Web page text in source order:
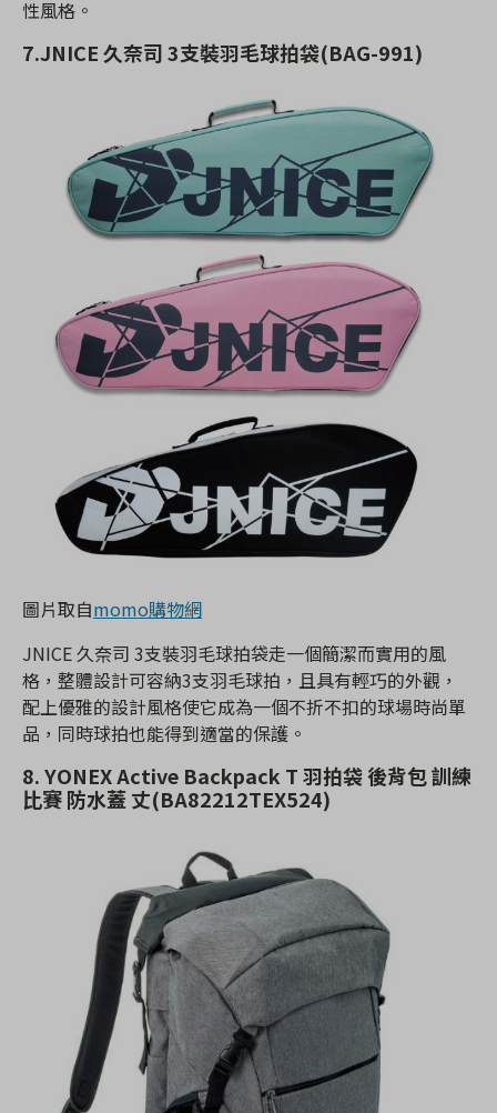
性風格。
7.JNICE 久奈司 3支裝羽毛球拍袋(BAG-991)
圖片取自momo購物網
JNICE 久奈司 3支裝羽毛球拍袋走一個簡潔而實用的風
格，整體設計可容納3支羽毛球拍，且具有輕巧的外觀，
配上優雅的設計風格使它成為一個不折不扣的球場時尚單
品，同時球拍也能得到適當的保護。
8. YONEX Active Backpack T 羽拍袋 後背包 訓練
比賽 防水蓋 丈(BA82212TEX524)